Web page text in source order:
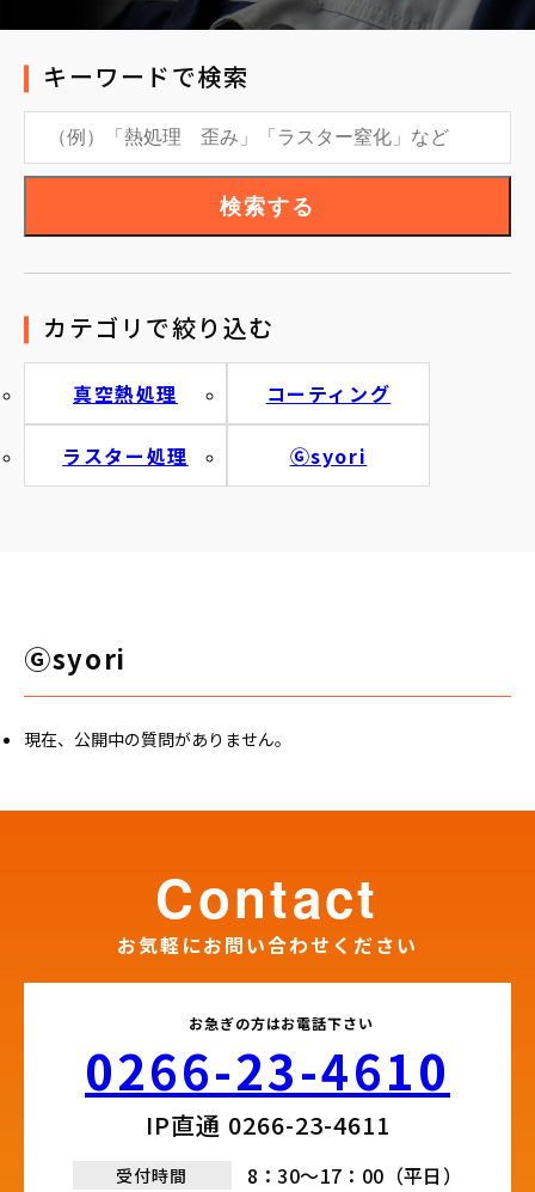
キーワードで検索
検索する
カテゴリで絞り込む
真空熱処理 コーティング
ラスター処理 Ⓖsyori
Ⓖsyori
現在、公開中の質問がありません。
お気軽にお問い合わせください
contact
お急ぎの方はお電話下さい
0266-23-4610​
IP直通 0266-23-4611​
受付時間 8：30～17：00（平日）